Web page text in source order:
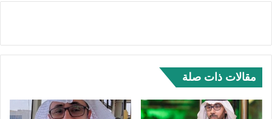
مقالات ذات صلة